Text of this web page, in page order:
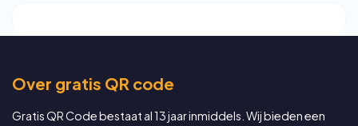
Over gratis QR code
Gratis QR Code bestaat al 13 jaar inmiddels. Wij bieden een